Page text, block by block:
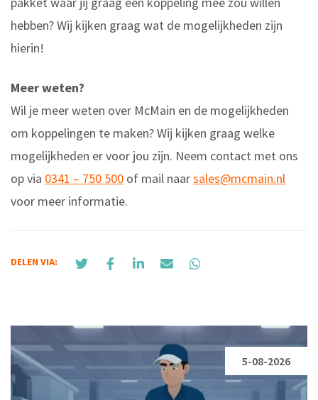
hebben? Wij kijken graag wat de mogelijkheden zijn
hierin!
Meer weten?
Wil je meer weten over McMain en de mogelijkheden
om koppelingen te maken? Wij kijken graag welke
mogelijkheden er voor jou zijn. Neem contact met ons
op via 0341 – 750 500 of mail naarsales@mcmain.nl
voor meer informatie.
DELEN VIA:
5-08-2026